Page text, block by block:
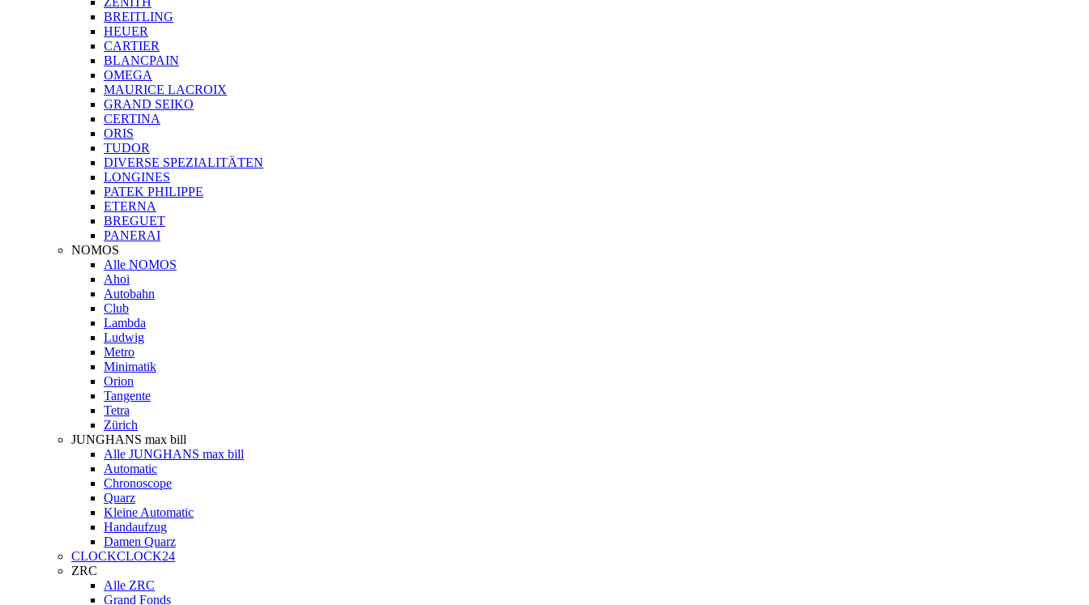
BREITLING
HEUER
CARTIER
BLANCPAIN
OMEGA
MAURICE LACROIX
GRAND SEIKO
CERTINA
ORIS
TUDOR
DIVERSE SPEZIALITÄTEN
LONGINES
PATEK PHILIPPE
ETERNA
BREGUET
PANERAI
NOMOS
Alle NOMOS
Ahoi
Autobahn
Club
Lambda
Ludwig
Metro
Minimatik
Orion
Tangente
Tetra
Zürich
JUNGHANS max bill
Alle JUNGHANS max bill
Automatic
Chronoscope
Quarz
Kleine Automatic
Handaufzug
Damen Quarz
CLOCKCLOCK24
ZRC
Alle ZRC
Grand Fonds